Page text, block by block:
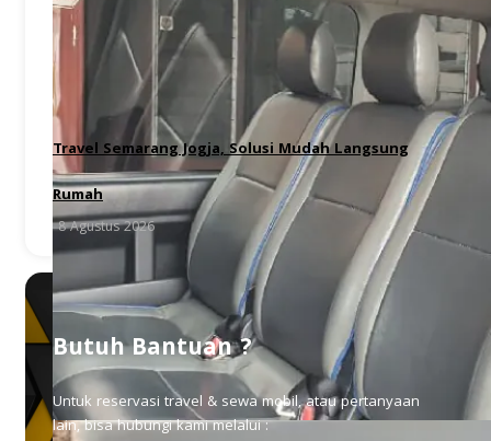
Travel Semarang Jogja, Solusi Mudah Langsung
Rumah
8 Agustus 2026
Butuh Bantuan ?
Untuk reservasi travel & sewa mobil, atau pertanyaan
lain, bisa hubungi kami melalui :